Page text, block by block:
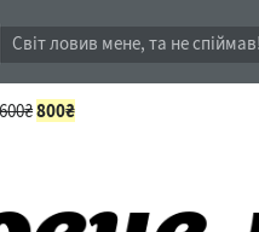
Світ ловив мене, та не спіймав!
800₴